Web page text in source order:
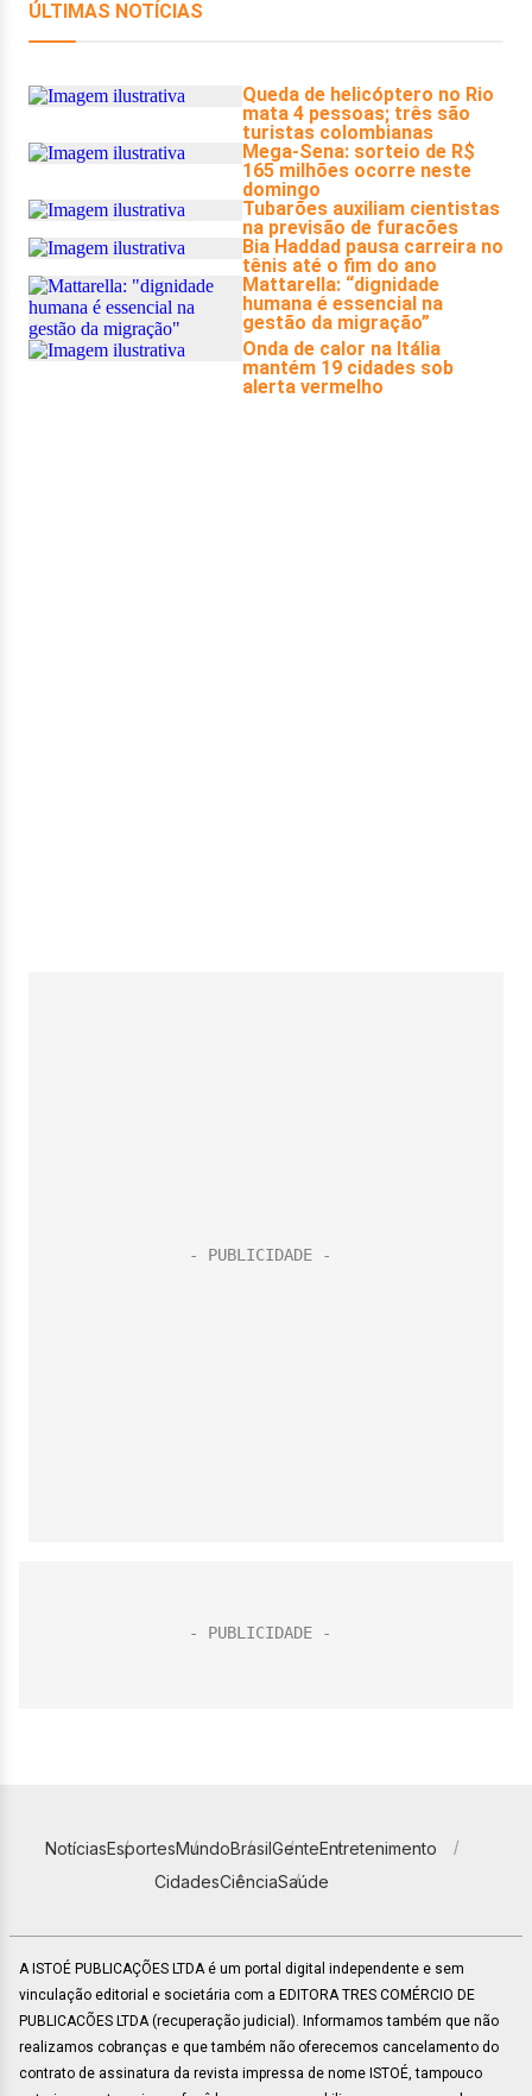
NotíciasEsportesMundoBrasilGenteEntretenimento
CidadesCiênciaSaúde
A ISTOÉ PUBLICAÇÕES LTDA é um portal digital independente e sem
vinculação editorial e societária com a EDITORA TRES COMÉRCIO DE
PUBLICACÕES LTDA (recuperação judicial). Informamos também que não
realizamos cobranças e que também não oferecemos cancelamento do
contrato de assinatura da revista impressa de nome ISTOÉ, tampouco